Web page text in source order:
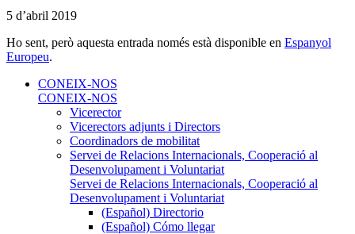
5 d’abril 2019
Ho sent, però aquesta entrada només està disponible en Espanyol
Europeu.
CONEIX-NOS
CONEIX-NOS
Vicerector
Vicerectors adjunts i Directors
Coordinadors de mobilitat
Servei de Relacions Internacionals, Cooperació al
Desenvolupament i Voluntariat
Servei de Relacions Internacionals, Cooperació al
Desenvolupament i Voluntariat
(Español) Directorio
(Español) Cómo llegar